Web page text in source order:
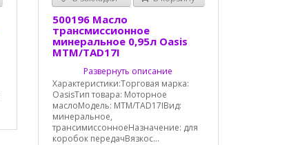
500196 Масло
трансмиссионное
минеральное 0,95л Oasis
MTM/TAD17I
Развернуть описание
Характеристики:Торговая марка:
OasisТип товара: Моторное
маслоМодель: MTM/TAD17IВид:
минеральное,
трансимиссонноеНазначение: для
коробок передачВязкос...